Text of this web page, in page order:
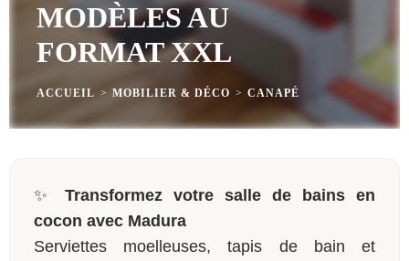
MODÈLES AU
FORMAT XXL
ACCUEIL > MOBILIER & DÉCO > CANAPÉ
✨ Transformez votre salle de bains en
cocon avec Madura
Serviettes moelleuses, tapis de bain et